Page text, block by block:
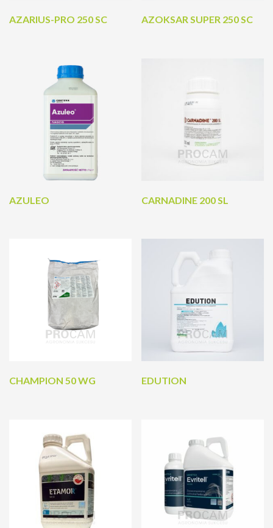
AZARIUS-PRO 250 SC AZOKSAR SUPER 250 SC
AZULEO CARNADINE 200 SL
CHAMPION 50 WG EDUTION